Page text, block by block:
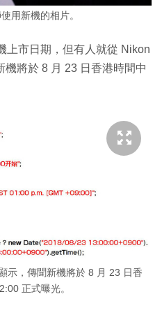
用新機的相片。
上市日期，但有人就從 Nikon
將於 8 月 23 日香港時間中
示，傳聞新機將於 8 月 23 日香
正式曝光。